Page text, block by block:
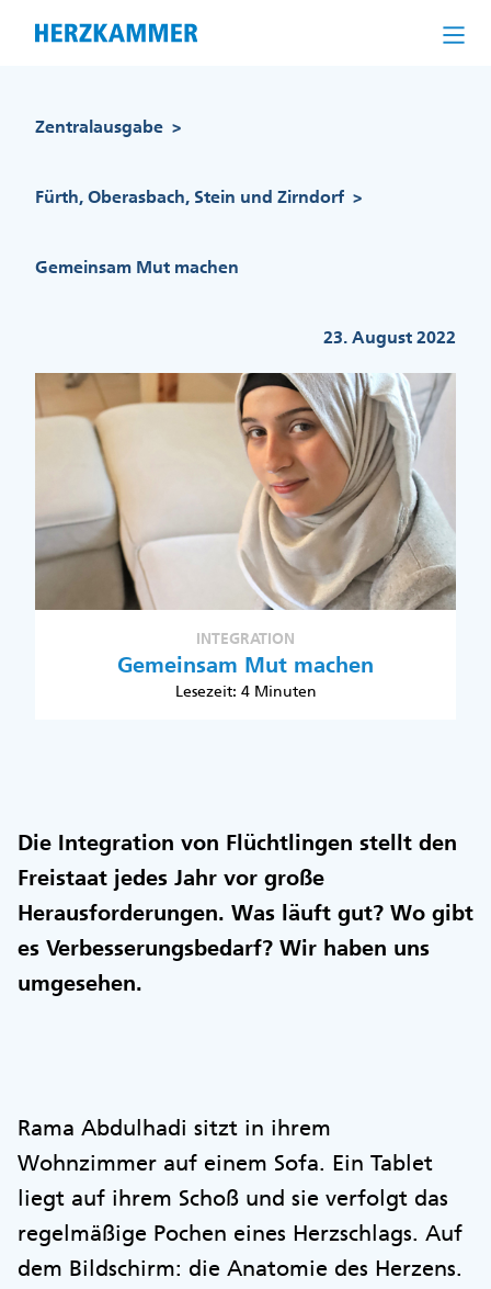
Zentralausgabe >
Fürth, Oberasbach, Stein und Zirndorf >
Gemeinsam Mut machen
23. August 2022
INTEGRATION
Gemeinsam Mut machen
Lesezeit: 4 Minuten
Die Integration von Flüchtlingen stellt den
Freistaat jedes Jahr vor große
Herausforderungen. Was läuft gut? Wo gibt
es Verbesserungsbedarf? Wir haben uns
umgesehen.
Rama Abdulhadi sitzt in ihrem
Wohnzimmer auf einem Sofa. Ein Tablet
liegt auf ihrem Schoß und sie verfolgt das
regelmäßige Pochen eines Herzschlags. Auf
dem Bildschirm: die Anatomie des Herzens.